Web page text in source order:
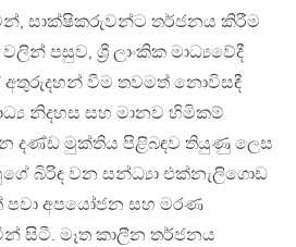
සාක්ෂිකරුවන්ට තර්ජනය කිරීම
පසුව, ශ්‍රී ලාංකික මාධ්‍යවේදී
අතුරුදහන් වීම තවමත් නොවිසඳී
නිදහස සහ මානව හිමිකම්
දණ්ඩ මුක්තිය පිළිබඳව තියුණු ලෙස
බිරිඳ වන සන්ධ්‍යා එක්නැලිගොඩ
අපයෝජන සහ මරණ
සිටී. මෑත කාලීන තර්ජනය